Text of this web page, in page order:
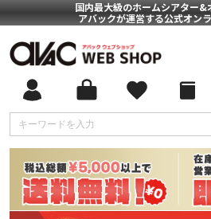
国内最大級のホームシアター&
アバックが運営する公式オン